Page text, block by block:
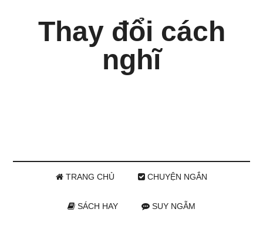
Thay đổi cách
nghĩ
TRANG CHỦ CHUYỆN NGẮN
SÁCH HAY SUY NGẪM